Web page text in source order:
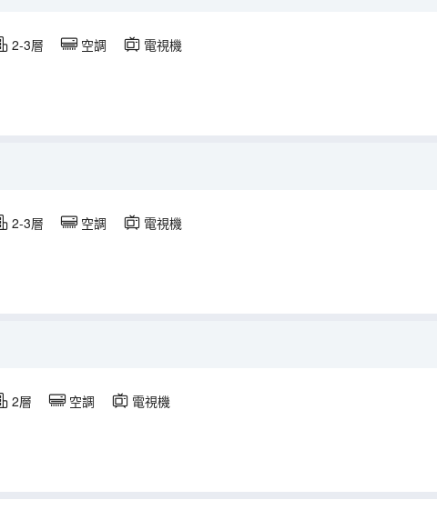
2-3層 空調 電視機
2-3層 空調 電視機
2層 空調 電視機